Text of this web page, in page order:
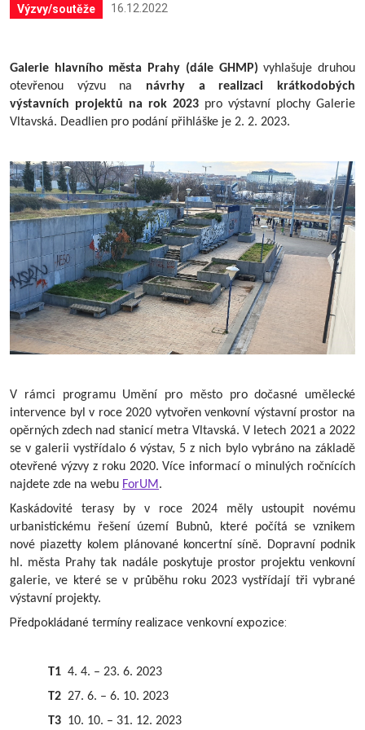
Výzvy/soutěže 16.12.2022
Galerie hlavního města Prahy (dále GHMP) vyhlašuje druhou
otevřenou výzvu na návrhy a realizaci krátkodobých
výstavních projektů na rok 2023 pro výstavní plochy Galerie
Vltavská. Deadlien pro podání přihláške je 2. 2. 2023.
V rámci programu Umění pro město pro dočasné umělecké
intervence byl v roce 2020 vytvořen venkovní výstavní prostor na
opěrných zdech nad stanicí metra Vltavská. V letech 2021 a 2022
se v galerii vystřídalo 6 výstav, 5 z nich bylo vybráno na základě
otevřené výzvy z roku 2020. Více informací o minulých ročnících
najdete zde na webu ForUM.
Kaskádovité terasy by v roce 2024 měly ustoupit novému
urbanistickému řešení území Bubnů, které počítá se vznikem
nové piazetty kolem plánované koncertní síně. Dopravní podnik
hl. města Prahy tak nadále poskytuje prostor projektu venkovní
galerie, ve které se v průběhu roku 2023 vystřídají tři vybrané
výstavní projekty.
Předpokládané termíny realizace venkovní expozice:
T1 4. 4. – 23. 6. 2023
T2 27. 6. – 6. 10. 2023
T3 10. 10. – 31. 12. 2023